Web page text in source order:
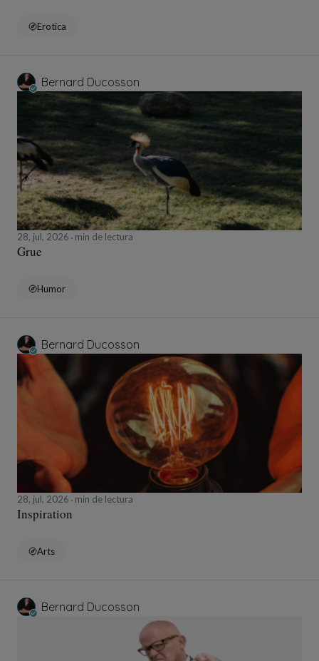
Erotica
Bernard Ducosson
28, jul, 2026 min de lectura
Grue
Humor
Bernard Ducosson
28, jul, 2026 min de lectura
Inspiration
Arts
Bernard Ducosson